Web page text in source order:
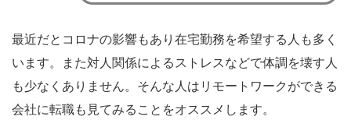
最近だとコロナの影響もあり在宅勤務を希望する人も多く
います。また対人関係によるストレスなどで体調を壊す人
も少なくありません。そんな人はリモートワークができる
会社に転職も見てみることをオススメします。